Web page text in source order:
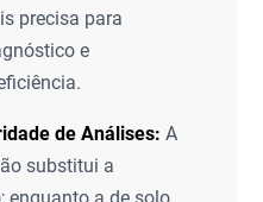
precisa para
e
de Análises: A
substitui a